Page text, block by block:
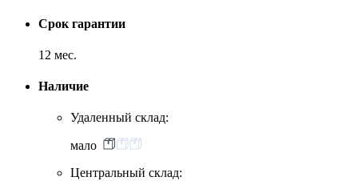
Срок гарантии
12 мес.
Наличие
Удаленный склад:
мало
Центральный склад: